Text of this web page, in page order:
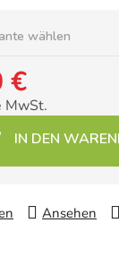
wählen
€
MwSt.
Ansehen